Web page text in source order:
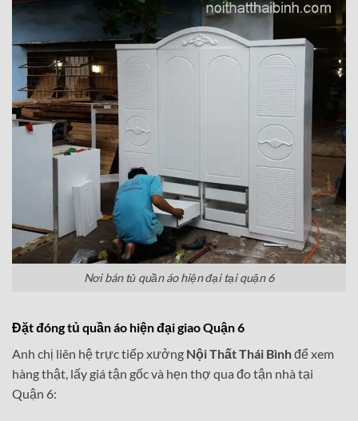
Nơi bán tủ quần áo hiện đại tại quận 6
Đặt đóng tủ quần áo hiện đại giao Quận 6
Anh chị liên hệ trực tiếp xưởng Nội Thất Thái Bìnhđể xem
hàng thật, lấy giá tận gốc và hẹn thợ qua đo tận nhà tại
Quận 6: